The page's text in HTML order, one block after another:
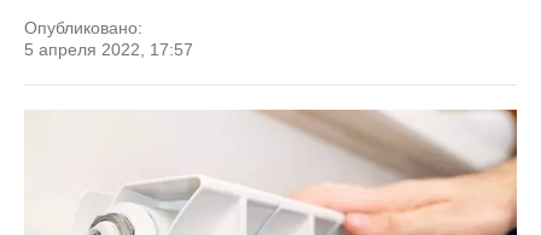
Опубликовано:
5 апреля 2022, 17:57